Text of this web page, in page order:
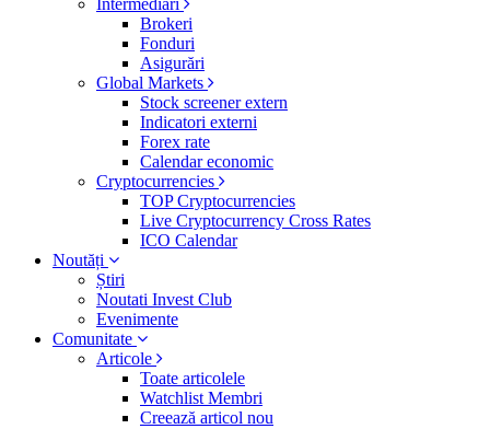
Intermediari
Brokeri
Fonduri
Asigurări
Global Markets
Stock screener extern
Indicatori externi
Forex rate
Calendar economic
Cryptocurrencies
TOP Cryptocurrencies
Live Cryptocurrency Cross Rates
ICO Calendar
Noutăți
Știri
Noutati Invest Club
Evenimente
Comunitate
Articole
Toate articolele
Watchlist Membri
Creează articol nou